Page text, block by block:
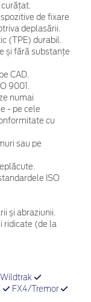
de fixare
deplasării.
(TPE) durabil.
și fără substanțe
CAD.
9001.
numai
- pe cele
cu
sau pe
ISO
și abraziunii.
ridicate (de la
Wildtrak
FX4/Tremor